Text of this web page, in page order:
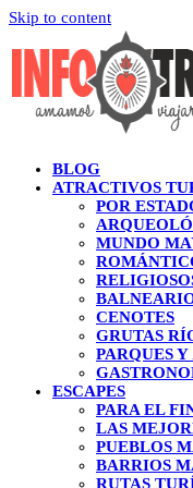
Skip to content
BLOG
ATRACTIVOS
POR
MUNDO
CENOTES
GRUTAS
PARQUES
ESCAPES
PARA EL
LAS
PUEBLOS
BARRIOS
RUTAS